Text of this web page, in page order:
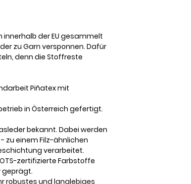
innerhalb der EU gesammelt
zu Garn versponnen. Dafür
denn die Stoffreste
Piñatex mit
in Österreich gefertigt.
bekannt. Dabei werden
zu einem Filz-ähnlichen
verarbeitet.
zertifizierte Farbstoffe
geprägt.
robustes und langlebiges